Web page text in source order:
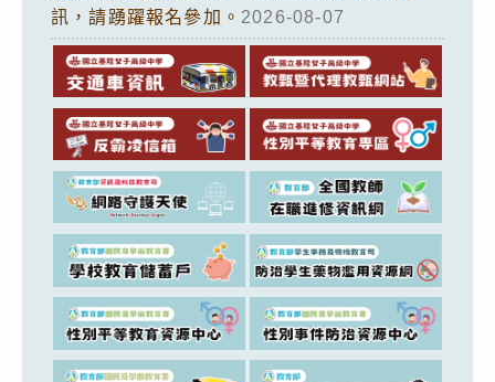
訊，請踴躍報名參加。 2026-08-07